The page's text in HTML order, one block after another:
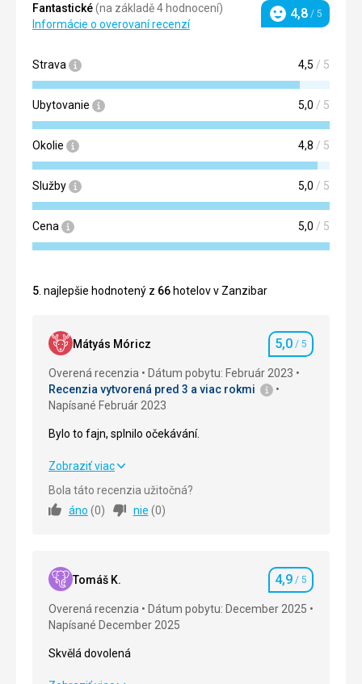
Fantastické(na základě 4 hodnocení)
Informácie o overovaní recenzí
Hodnotenie
4,8 / 5
Strava 4,5 / 5
Ubytovanie 5,0 / 5
Okolie 4,8 / 5
Služby 5,0 / 5
Cena 5,0 / 5
5 . najlepšie hodnotený z 66 hotelov v Zanzibar
Mátyás Móricz Hodnotenie
5,0 / 5
Overená recenzia
Dátum pobytu: Február 2023
Recenzia vytvorená pred 3 a viac rokmi
Napísané Február 2023
Bylo to fajn, splnilo očekávání.
Bylo to fajn, splnilo očekávání.
Strava
Služby 5,0/ 5
Cena
Zobraziť viac
Bola táto recenzia užitočná?
áno (0) nie (0)
Tomáš K. Hodnotenie
4,9 / 5
Overená recenzia
Dátum pobytu: December 2025
Napísané December 2025
Skvělá dovolená